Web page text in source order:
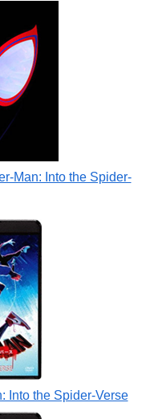
Man: Into the Spider-
Into the Spider-Verse